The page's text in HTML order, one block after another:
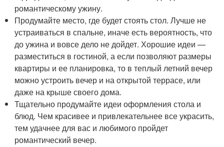
романтическому ужину.
Продумайте место, где будет стоять стол. Лучше не
устраиваться в спальне, иначе есть вероятность, что
до ужина и вовсе дело не дойдет. Хорошие идеи —
разместиться в гостиной, а если позволяют размеры
квартиры и ее планировка, то в теплый летний вечер
можно устроить вечер и на открытой террасе, или
даже на крыше своего дома.
Тщательно продумайте идеи оформления стола и
блюд. Чем красивее и привлекательнее все украсить,
тем удачнее для вас и любимого пройдет
романтический вечер.